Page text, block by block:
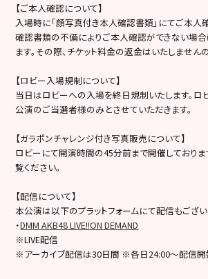
【ご本人確認について】
入場時に「顔写真付き本人確認書類」にてご本人
確認書類の不備によりご本人確認ができない場
ます。その際、チケット料金の返金はいたしません
【ロビー入場規制について】
当日はロビーへの入場を終日規制いたします。
公演のご当選者様のみとさせていただきます。
【ガラポンチャレンジ付き写真販売について】
ロビーにて開演時間の45分前まで開催しておりま
覧ください。
【配信について】
本公演は以下のプラットフォームにて配信もござい
・DMM AKB48 LIVE!!ON DEMAND
※LIVE配信
※アーカイブ配信は30日間 ※各日24:00～配信開